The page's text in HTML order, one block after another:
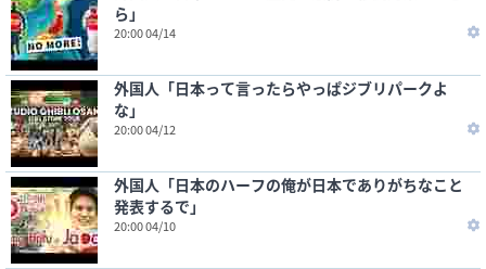
ら」
20:00 04/14
外国人「日本って言ったらやっぱジブリパークよ
な」
20:00 04/12
外国人「日本のハーフの俺が日本でありがちなこと
発表するで」
20:00 04/10